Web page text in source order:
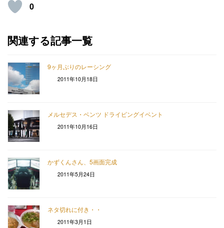
0
関連する記事一覧
9ヶ月ぶりのレーシング
2011年10月18日
メルセデス・ベンツ ドライビングイベント
2011年10月16日
かずくんさん、5画面完成
2011年5月24日
ネタ切れに付き・・
2011年3月1日